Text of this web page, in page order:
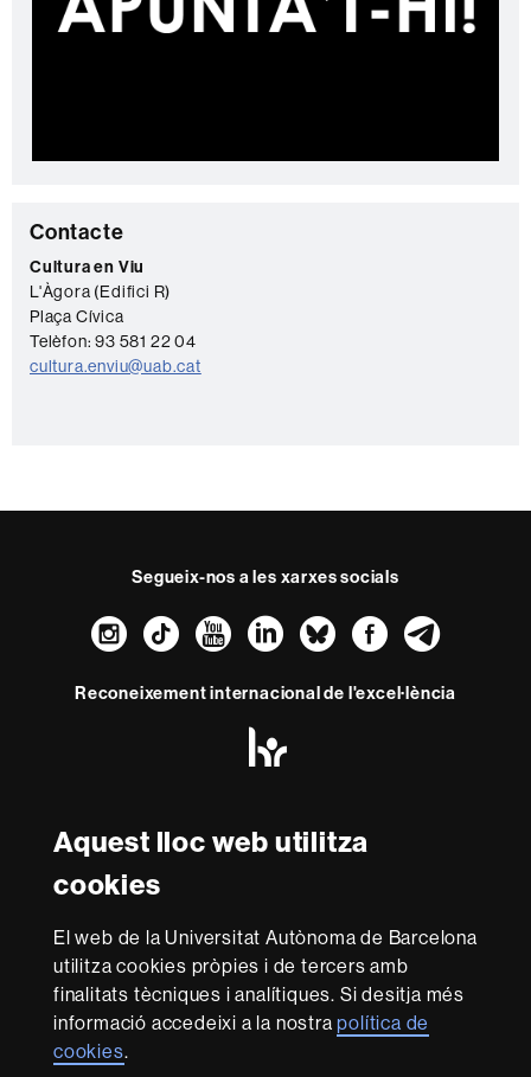
Aquest lloc web utilitza
cookies
El web de la Universitat Autònoma de Barcelona
utilitza cookies pròpies i de tercers amb
finalitats tècniques i analítiques. Si desitja més
informació accedeixi a la nostrapolítica de
cookies.
C
o
n
t
a
Contacte
Cultura en Viu
L'Àgora (Edifici R)
Plaça Cívica
Telèfon: 93 581 22 04
cultura.enviu@uab.cat
Segueix-nos a les xarxes socials
Instagram
TikTokYouTube
LinkedIn
Bluesky
Reconeixement internacional de l'excel·lència
-
Euraxess
Amb el finançament de
Sobre
aquest
web
Avís legal Protecció de dades Sobre el
web Accessibilitat web Mapa del web UAB